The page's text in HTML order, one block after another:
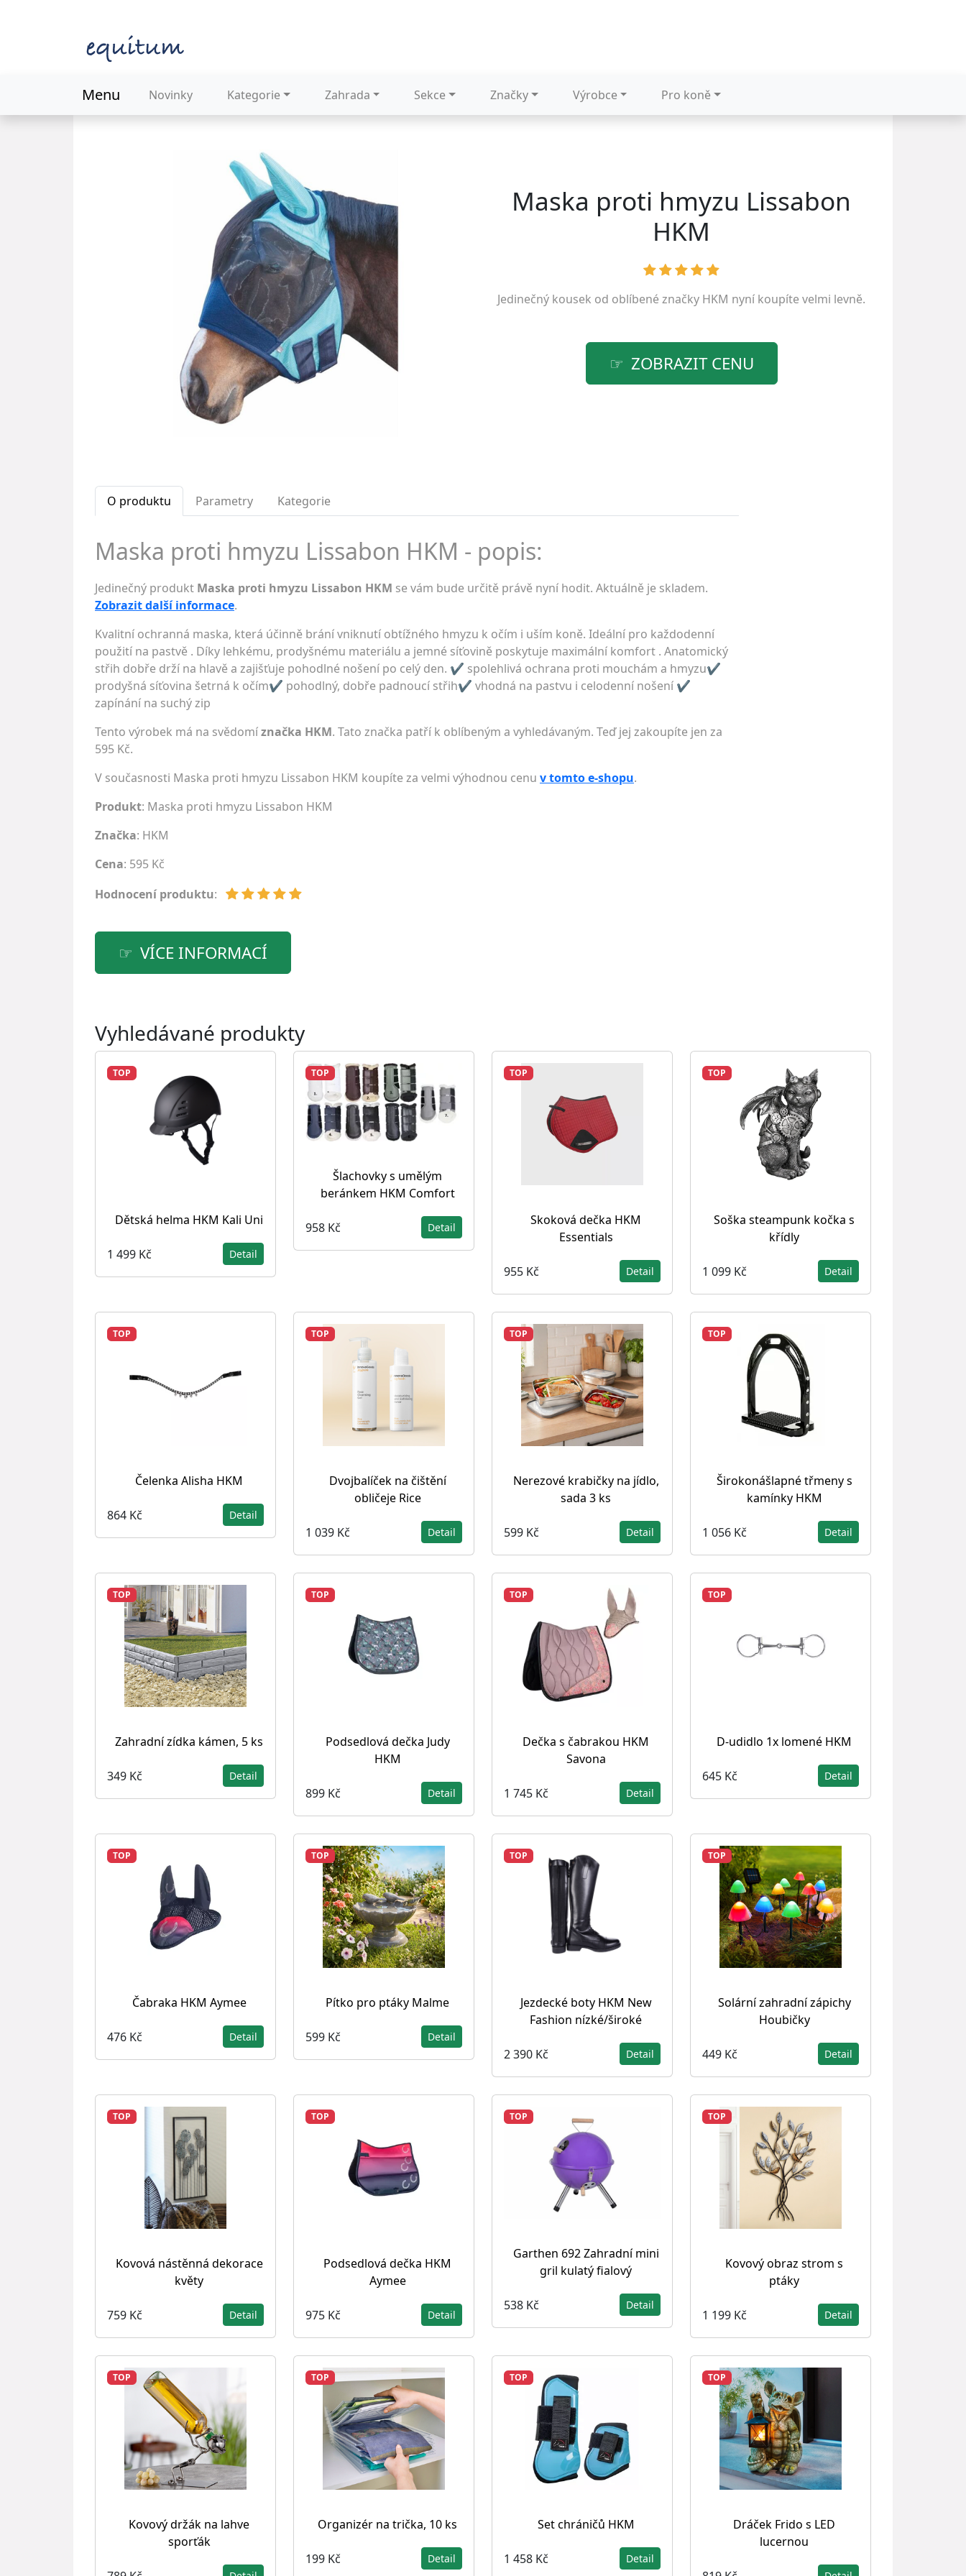
Menu Novinky Kategorie Zahrada Sekce Značky Výrobce Pro koně
Maska proti hmyzu Lissabon
HKM
Jedinečný kousek od oblíbené značky HKM nyní koupíte velmi levně.
ZOBRAZIT CENU
O produktu Parametry Kategorie
Maska proti hmyzu Lissabon HKM - popis:
Jedinečný produkt Maska proti hmyzu Lissabon HKM se vám bude určitě právě nyní hodit. Aktuálně je skladem.
Zobrazit další informace.
Kvalitní ochranná maska, která účinně brání vniknutí obtížného hmyzu k očím i uším koně. Ideální pro každodenní
použití na pastvě . Díky lehkému, prodyšnému materiálu a jemné síťovině poskytuje maximální komfort . Anatomický
střih dobře drží na hlavě a zajišťuje pohodlné nošení po celý den. ✔ spolehlivá ochrana proti mouchám a hmyzu✔
prodyšná síťovina šetrná k očím✔ pohodlný, dobře padnoucí střih✔ vhodná na pastvu i celodenní nošení ✔
zapínání na suchý zip
Tento výrobek má na svědomíznačka HKM. Tato značka patří k oblíbeným a vyhledávaným. Teď jej zakoupíte jen za
595 Kč.
V současnosti Maska proti hmyzu Lissabon HKM koupíte za velmi výhodnou cenu v tomto e-shopu.
Produkt: Maska proti hmyzu Lissabon HKM
Značka: HKM
Cena: 595 Kč
Hodnocení produktu:
VÍCE INFORMACÍ
Vyhledávané produkty
TOP
Dětská helma HKM Kali Uni
1 499 Kč Detail
TOP
Šlachovky s umělým
beránkem HKM Comfort
958 Kč Detail
TOP
Skoková dečka HKM
Essentials
955 Kč Detail
TOP
Soška steampunk kočka s
křídly
1 099 Kč Detail
TOP
Čelenka Alisha HKM
864 Kč Detail
TOP
Dvojbalíček na čištění
obličeje Rice
1 039 Kč Detail
TOP
Nerezové krabičky na jídlo,
sada 3 ks
599 Kč Detail
TOP
Širokonášlapné třmeny s
kamínky HKM
1 056 Kč Detail
TOP
Zahradní zídka kámen, 5 ks
349 Kč Detail
TOP
Podsedlová dečka Judy
HKM
899 Kč Detail
TOP
Dečka s čabrakou HKM
Savona
1 745 Kč Detail
TOP
D-udidlo 1x lomené HKM
645 Kč Detail
TOP
Čabraka HKM Aymee
476 Kč Detail
TOP
Pítko pro ptáky Malme
599 Kč Detail
TOP
Jezdecké boty HKM New
Fashion nízké/široké
2 390 Kč Detail
TOP
Solární zahradní zápichy
Houbičky
449 Kč Detail
TOP
Kovová nástěnná dekorace
květy
759 Kč Detail
TOP
Podsedlová dečka HKM
Aymee
975 Kč Detail
TOP
Garthen 692 Zahradní mini
gril kulatý fialový
538 Kč Detail
TOP
Kovový obraz strom s
ptáky
1 199 Kč Detail
TOP
Kovový držák na lahve
sporťák
TOP
Organizér na trička, 10 ks
199 Kč Detail
TOP
Set chráničů HKM
1 458 Kč Detail
TOP
Dráček Frido s LED
lucernou